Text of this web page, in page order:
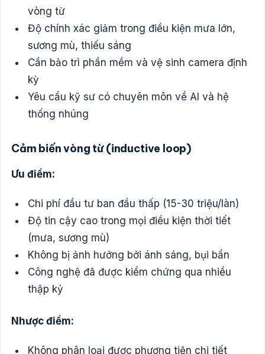
vòng từ
Độ chính xác giảm trong điều kiện mưa lớn,
sương mù, thiếu sáng
Cần bảo trì phần mềm và vệ sinh camera định
kỳ
Yêu cầu kỹ sư có chuyên môn về AI và hệ
thống nhúng
Cảm biến vòng từ (inductive loop)
Ưu điểm:
Chi phí đầu tư ban đầu thấp (15-30 triệu/làn)
Độ tin cậy cao trong mọi điều kiện thời tiết
(mưa, sương mù)
Không bị ảnh hưởng bởi ánh sáng, bụi bẩn
Công nghệ đã được kiểm chứng qua nhiều
thập kỷ
Nhược điểm:
Không phân loại được phương tiện chi tiết